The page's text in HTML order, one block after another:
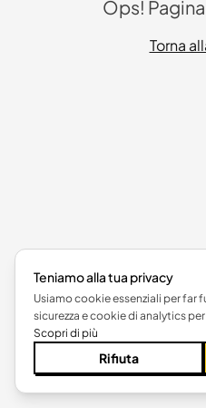
Ops!
Torna
Teniamo alla tua privacy
Usiamo cookie essenziali per far
sicurezza e cookie di analytics
Scopri di più
Rifiuta